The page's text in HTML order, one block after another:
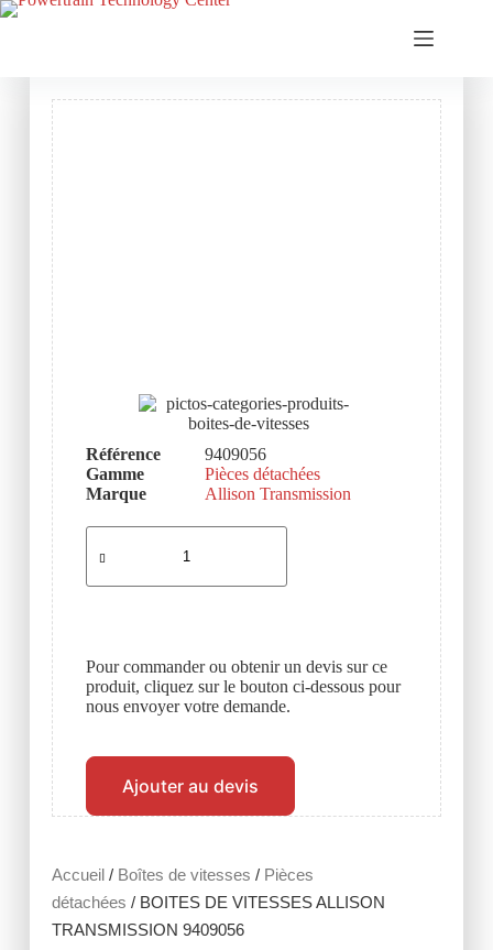
Accueil/ Boîtes de vitesses / Pièces
détachées / BOITES DE VITESSES ALLISON
TRANSMISSION 9409056
Référence
9409056
Gamme
Pièces détachées
Marque
Allison Transmission
Pour commander ou obtenir un devis sur ce
produit, cliquez sur le bouton ci-dessous pour
nous envoyer votre demande.
Ajouter au devis